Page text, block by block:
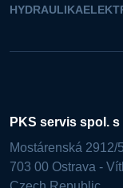
HYDRAULIKA
PKS servis spol. s
Mostárenská 2912/
703 00 Ostrava -